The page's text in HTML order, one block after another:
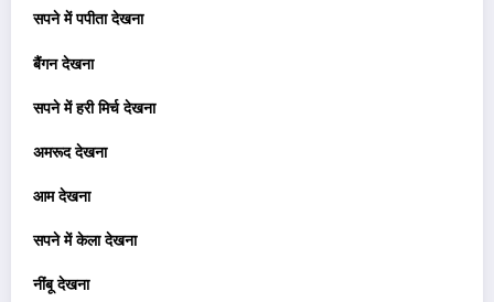
सपने में पपीता देखना
बैंगन देखना
सपने में हरी मिर्च देखना
अमरूद देखना
आम देखना
सपने में केला देखना
नींबू देखना